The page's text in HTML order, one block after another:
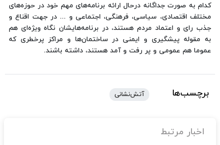
کدام به صورت جداگانه درحال ارائه برنامه‌های مهم خود در حوزه‌های
مختلف اقتصادی، سیاسی، فرهنگی، اجتماعی و ... در جهت اقناع و
جذب رای و اعتماد مردم هستند، در برنامه‌هایشان نگاه ویژه‌ای هم
به مقوله پیشگیری و ایمنی در ساختمان‌ها و مراکز پرخطری که
عموما هم عمومی و پر رفت و آمد هستند، داشته باشند.
برچسب‌ها آتش‌نشانی
اخبار مرتبط